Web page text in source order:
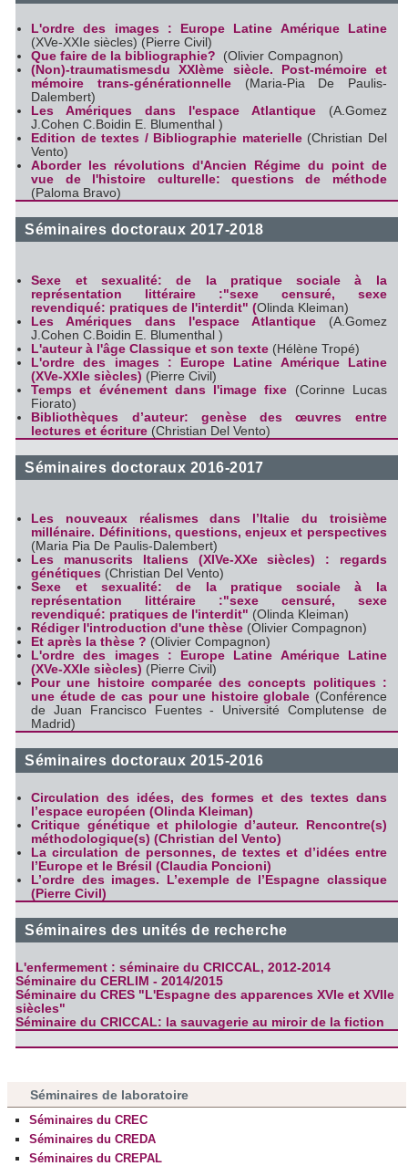
L'ordre des images : Europe Latine Amérique Latine
(XVe-XXIe siècles) (Pierre Civil)
Que faire de la bibliographie?
(Olivier Compagnon)
(Non)-traumatismesdu XXIème siècle. Post-mémoire et
mémoire trans-générationnelle(Maria-Pia De Paulis-
Dalembert)
Les Amériques dans l'espace Atlantique(A.Gomez
J.Cohen C.Boidin E. Blumenthal )
Edition de textes / Bibliographie materielle(Christian Del
Vento)
Aborder les révolutions d'Ancien Régime du point de
vue de l'histoire culturelle: questions de méthode
(Paloma Bravo)
Séminaires doctoraux 2017-2018
Sexe et sexualité: de la pratique sociale à la
représentation littéraire :"sexe censuré, sexe
revendiqué: pratiques de l'interdit" (Olinda Kleiman)
Les Amériques dans l'espace Atlantique(A.Gomez
J.Cohen C.Boidin E. Blumenthal )
L'auteur à l'âge Classique et son texte (Hélène Tropé)
L'ordre des images : Europe Latine Amérique Latine
(XVe-XXIe siècles) (Pierre Civil)
Temps et événement dans l'image fixe (Corinne Lucas
Fiorato)
Bibliothèques d’auteur: genèse des œuvres entre
lectures et écriture (Christian Del Vento)
Séminaires doctoraux 2016-2017
Les nouveaux réalismes dans l’Italie du troisième
millénaire. Définitions, questions, enjeux et perspectives
(Maria Pia De Paulis-Dalembert)
Les manuscrits Italiens (XIVe-XXe siècles) : regards
génétiques (Christian Del Vento)
Sexe et sexualité: de la pratique sociale à la
représentation littéraire :"sexe censuré, sexe
revendiqué: pratiques de l'interdit" (Olinda Kleiman)
Rédiger l'introduction d'une thèse (Olivier Compagnon)
Et après la thèse ? (Olivier Compagnon)
L'ordre des images : Europe Latine Amérique Latine
(XVe-XXIe siècles) (Pierre Civil)
Pour une histoire comparée des concepts politiques :
une étude de cas pour une histoire globale (Conférence
de Juan Francisco Fuentes - Université Complutense de
Madrid)
Séminaires doctoraux 2015-2016
Circulation des idées, des formes et des textes dans
l’espace européen (Olinda Kleiman)
Critique génétique et philologie d’auteur. Rencontre(s)
méthodologique(s) (Christian del Vento)
La circulation de personnes, de textes et d’idées entre
l’Europe et le Brésil (Claudia Poncioni)
L’ordre des images. L’exemple de l’Espagne classique
(Pierre Civil)
Séminaires des unités de recherche
L'enfermement : séminaire du CRICCAL, 2012-2014
Séminaire du CERLIM - 2014/2015
Séminaire du CRES "L'Espagne des apparences XVIe et XVIIe
siècles"
Séminaire du CRICCAL: la sauvagerie au miroir de la fiction
Séminaires de laboratoire
Séminaires du CREC
Séminaires du CREDA
Séminaires du CREPAL